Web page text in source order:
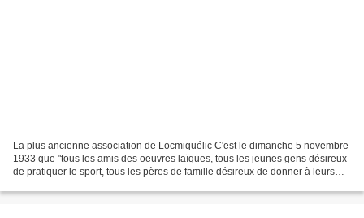
La plus ancienne association de Locmiquélic C'est le dimanche 5 novembre
1933 que "tous les amis des oeuvres laïques, tous les jeunes gens désireux
de pratiquer le sport, tous les pères de famille désireux de donner à leurs